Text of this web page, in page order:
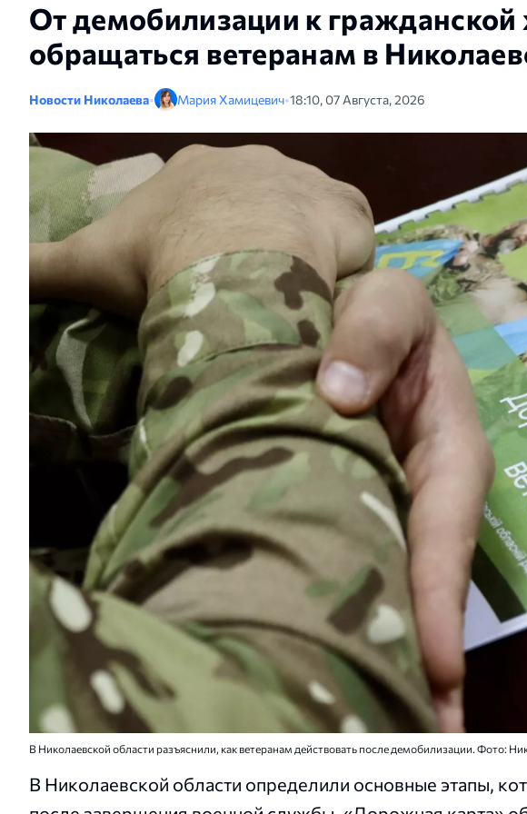
От демобилизации к гражданской
обращаться ветеранам в
Новости Николаева• Мария Хамицевич•18:10, 07 Августа, 2026
В Николаевской области разъяснили, как ветеранам действовать после демобилизации. Фото:
В Николаевской области определили основные этапы,